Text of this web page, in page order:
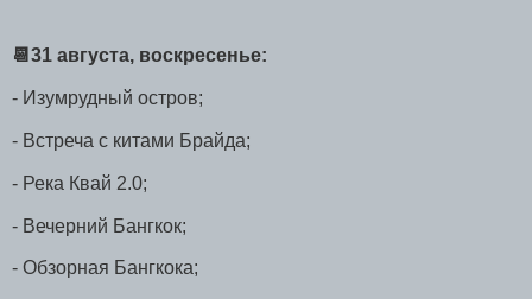
📆31 августа, воскресенье:
- Изумрудный остров;
- Встреча с китами Брайда;
- Река Квай 2.0;
- Вечерний Бангкок;
- Обзорная Бангкока;